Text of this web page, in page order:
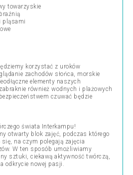
towarzyskie
pląsami
korzystać z uroków
zachodów słońca, morskie
elementy naszych
również wodnych i plażowych
czuwać będzie
świata Interkampu!
otwarty blok zajęć, podczas którego
na czym polegają zajęcia
W ten sposób umożliwiamy
sztuki, ciekawą aktywność twórczą,
odkrycie nowej pasji.